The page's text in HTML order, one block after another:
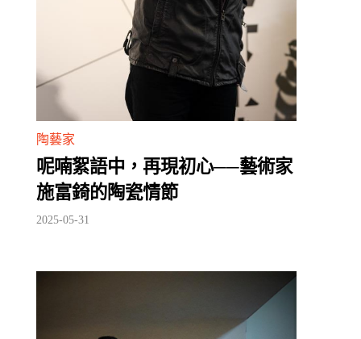
陶藝家
呢喃絮語中，再現初心──藝術家
施富錡的陶瓷情節
2025-05-31